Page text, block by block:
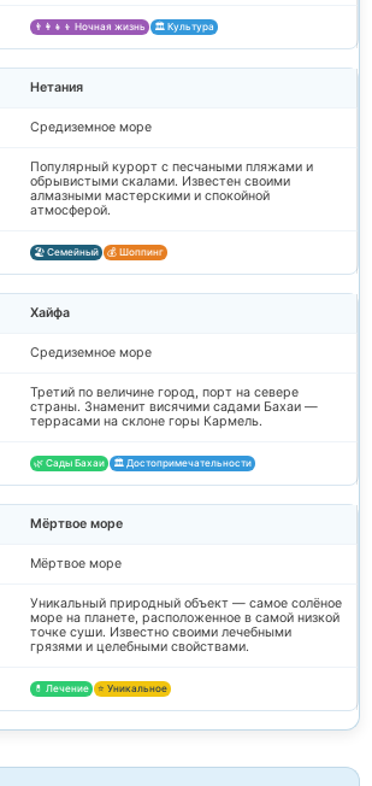
👨‍👩‍👧‍👦 Ночная жизнь 🏛️ Культура
Нетания
Средиземное море
Популярный курорт с песчаными пляжами и
обрывистыми скалами. Известен своими
алмазными мастерскими и спокойной
атмосферой.
🏖️ Семейный 💰 Шоппинг
Хайфа
Средиземное море
Третий по величине город, порт на севере
страны. Знаменит висячими садами Бахаи —
террасами на склоне горы Кармель.
🌿 Сады Бахаи 🏛️ Достопримечательности
Мёртвое море
Мёртвое море
Уникальный природный объект — самое солёное
море на планете, расположенное в самой низкой
точке суши. Известно своими лечебными
грязями и целебными свойствами.
💊 Лечение ⭐ Уникальное